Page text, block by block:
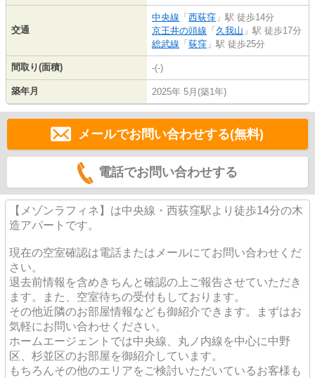
交通
中央線 「 西荻窪 」駅 徒歩14分
京王井の頭線 「 久我山 」駅 徒歩17分
総武線 「 荻窪 」駅 徒歩25分
間取り(面積) -(-)
築年月 2025年 5月(築1年)
メールでお問い合わせする(無料)
電話でお問い合わせする
【メゾンラフィネ】は中央線・西荻窪駅より徒歩14分の木
造アパートです。
現在の空室確認は電話またはメールにてお問い合わせくだ
さい。
退去前情報を含めきちんと確認の上ご報告させていただき
ます。また、空室待ちの受付もしております。
その他近隣のお部屋情報なども御紹介できます。まずはお
気軽にお問い合わせください。
ホームエージェントでは中央線、丸ノ内線を中心に中野
区、杉並区のお部屋を御紹介しています。
もちろんその他のエリアをご検討いただいているお客様も